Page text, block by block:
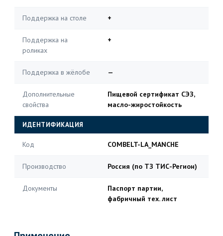
Поддержка на столе +
Поддержка на
роликах
+
Поддержка в жёлобе —
Дополнительные
свойства
Пищевой сертификат СЭЗ,
масло-жиростойкость
ИДЕНТИФИКАЦИЯ
Код COMBELT-LA_MANCHE
Производство Россия (по ТЗ ТИС-Регион)
Документы
Паспорт партии,
фабричный тех. лист